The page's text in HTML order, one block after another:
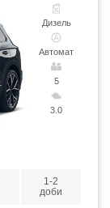
Дизель
Автомат
5
3.0
1-2
доби